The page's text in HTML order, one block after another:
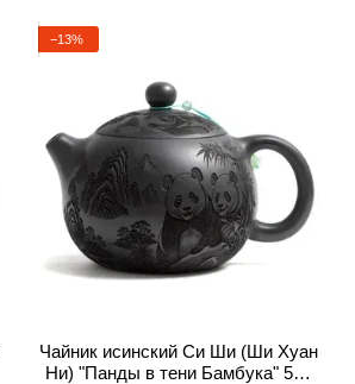
−13%
Чайник исинский Си Ши (Ши Хуан
Ни) "Панды в тени Бамбука" 580